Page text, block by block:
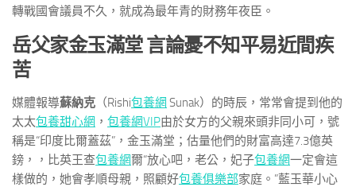
轉戰國會議員不久，就成為最年青的財務年夜臣。
岳父家金玉滿堂 言論憂不知平易近間疾
苦
媒體報導蘇納克 （Rishi包養網 Sunak）的時辰，常常會提到他的
太太包養甜心網 ， 包養網VIP由於女方的父親來頭非同小可，號
稱是“印度比爾蓋茲”，金玉滿堂；估量他們的財富高達7.3億英
鎊，，比英王查包養網爾“放心吧，老公，妃子包養網一定會這
樣做的，她會孝順母親，照顧好包養俱樂部家庭。”藍玉華小心